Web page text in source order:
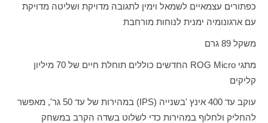
כפתורים עצמאיים לשמאל וימין לתגובה מדויקת ושליטה מדויקת
עם ארגונומיה ימנית לנוחות מורחבת
משקל 89 גרם
מתגי ROG Micro
החדשים כוללים תוחלת חיים של 70 מיליון
קליקים
עוקב עד 400 אינץ 'בשנייה ( IPS
) במהירות של עד 50 גר', מאפשר
להחליק ולחלוף במהירות כדי לשלוט בשדה הקרב במשחק